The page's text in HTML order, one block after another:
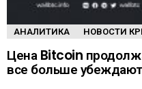
АНАЛИТИКА НОВОСТИ
Цена Bitcoin
все больше